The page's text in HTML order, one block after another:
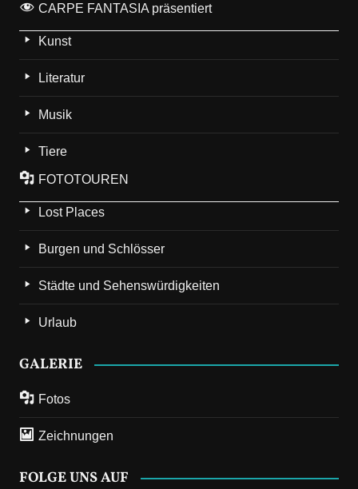
CARPE FANTASIA präsentiert
Kunst
Literatur
Musik
Tiere
FOTOTOUREN
Lost Places
Burgen und Schlösser
Städte und Sehenswürdigkeiten
Urlaub
GALERIE
Fotos
Zeichnungen
FOLGE UNS AUF